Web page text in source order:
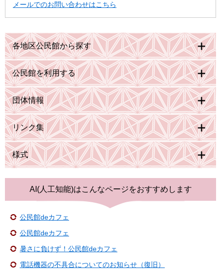
メールでのお問い合わせはこちら
各地区公民館から探す
公民館を利用する
団体情報
リンク集
様式
AI(人工知能)はこんなページをおすすめします
公民館deカフェ
公民館deカフェ
暑さに負けず！公民館deカフェ
電話機器の不具合についてのお知らせ（復旧）